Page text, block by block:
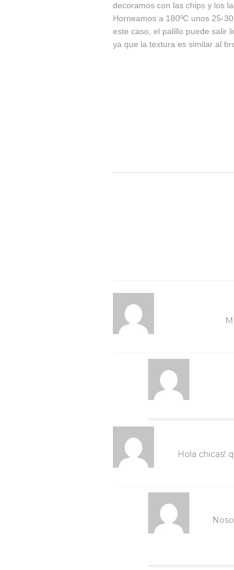
decoramos con las chips y los
Horneamos a 180ºC unos 25-
este caso, el palillo puede salir
ya que la textura es similar al
Hola chicas!